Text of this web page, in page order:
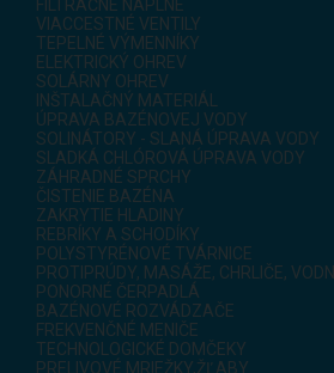
FILTRAČNÉ NÁPLNE
VIACCESTNÉ VENTILY
TEPELNÉ VÝMENNÍKY
ELEKTRICKÝ OHREV
SOLÁRNY OHREV
INŠTALAČNÝ MATERIÁL
ÚPRAVA BAZÉNOVEJ VODY
SOLINÁTORY - SLANÁ ÚPRAVA VODY
SLADKÁ CHLÓROVÁ ÚPRAVA VODY
ZÁHRADNÉ SPRCHY
ČISTENIE BAZÉNA
ZAKRYTIE HLADINY
REBRÍKY A SCHODÍKY
POLYSTYRÉNOVÉ TVÁRNICE
PROTIPRÚDY, MASÁŽE, CHRLIČE,
PONORNÉ ČERPADLÁ
BAZÉNOVÉ ROZVÁDZAČE
FREKVENČNÉ MENIČE
TECHNOLOGICKÉ DOMČEKY
PRELIVOVÉ MRIEŽKY,ŽĽABY